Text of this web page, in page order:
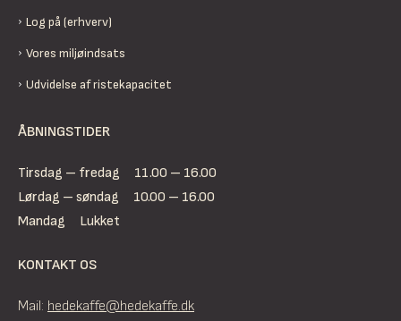
Log på (erhverv)
Vores miljøindsats
Udvidelse af ristekapacitet
ÅBNINGSTIDER
Tirsdag – fredag
11.00 – 16.00
Lørdag – søndag
10.00 – 16.00
Mandag
Lukket
KONTAKT OS
Mail: hedekaffe@hedekaffe.dk